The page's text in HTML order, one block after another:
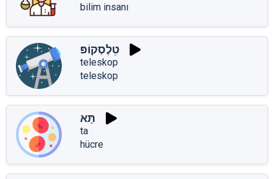
bilim insanı
טֵלֶסְקוֹפּ
teleskop
teleskop
תָּא
ta
hücre